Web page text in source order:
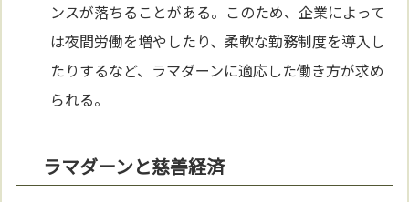
ンスが落ちることがある。このため、企業によって
は夜間労働を増やしたり、柔軟な勤務制度を導入し
たりするなど、ラマダーンに適応した働き方が求め
られる。
ラマダーンと慈善経済